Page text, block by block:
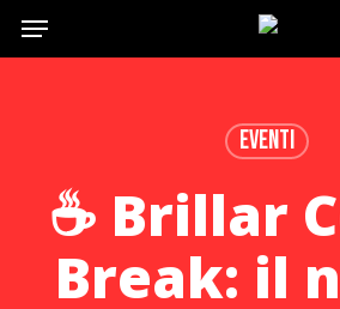
Skip
to
Menu
Eventi
☕ Brillar
Break: il